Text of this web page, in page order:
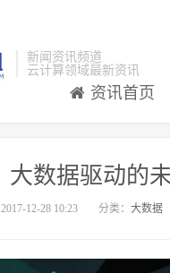
新闻资讯频道
云计算领域最新资讯
资讯首页
大数据驱动的
2017-12-28 10:23 分类： 大数据